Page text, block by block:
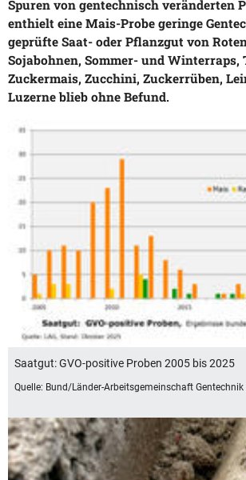
Spuren von gentechnisch veränderten
enthielt eine Mais-Probe geringe
geprüfte Saat- oder Pflanzgut von
Sojabohnen, Sommer- und Winterraps,
Zuckermais, Zucchini, Zuckerrüben,
Luzerne blieb ohne Befund.
Saatgut: GVO-positive Proben 2005 bis 2025
Quelle: Bund/Länder-Arbeitsgemeinschaft Gentechnik